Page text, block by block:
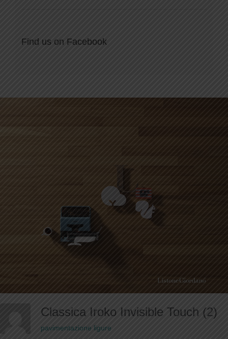
Find us on Facebook
Classica Iroko Invisible Touch (2)
pavimentazione ligure